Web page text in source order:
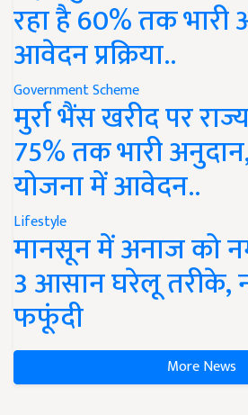
रहा है 60% तक भारी
आवेदन प्रक्रिया..
Government Scheme
मुर्रा भैंस खरीद पर
75% तक भारी
योजना में आवेदन..
Lifestyle
मानसून में अनाज को
3 आसान घरेलू तरीके,
फफूंदी
More News